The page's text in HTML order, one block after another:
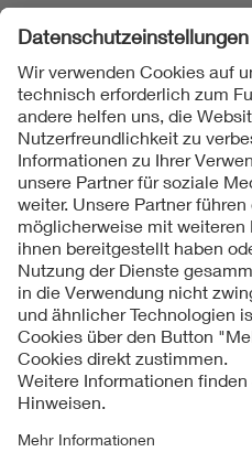
Folgen Sie uns
Kontakt
Impressum
Datenschutzinformationen
Cookie Hinweise
Compliance